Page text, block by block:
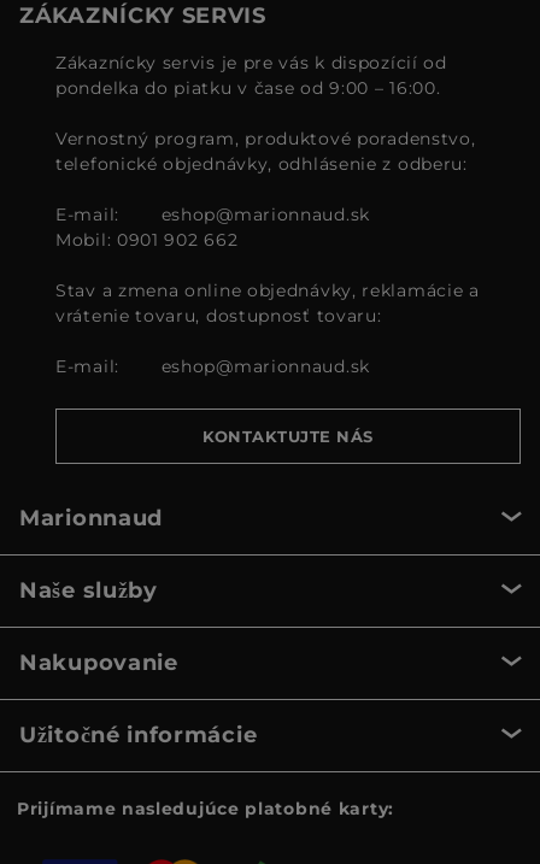
ZÁKAZNÍCKY SERVIS
Zákaznícky servis je pre vás k dispozícií od
pondelka do piatku v čase od 9:00 – 16:00.
Vernostný program, produktové poradenstvo,
telefonické objednávky, odhlásenie z odberu:
E-mail:
eshop@marionnaud.sk
Mobil: 0901 902 662
Stav a zmena online objednávky, reklamácie a
vrátenie tovaru, dostupnosť tovaru:
E-mail: eshop@marionnaud.sk
KONTAKTUJTE NÁS
Marionnaud
Naše služby
Nakupovanie
Užitočné informácie
Prijímame nasledujúce platobné karty: